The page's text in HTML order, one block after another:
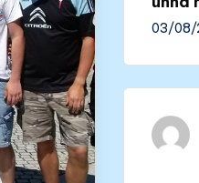
03/08/